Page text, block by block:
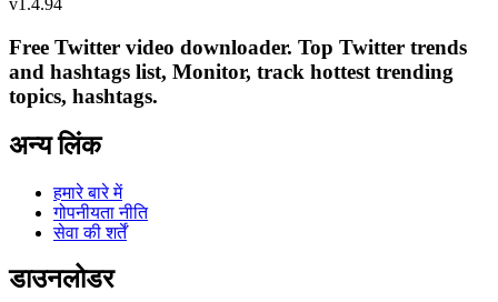
v 1.4.94
Free Twitter video downloader. Top Twitter trends
and hashtags list, Monitor, track hottest trending
topics, hashtags.
अन्य लिंक
हमारे बारे में
गोपनीयता नीति
सेवा की शर्तें
डाउनलोडर